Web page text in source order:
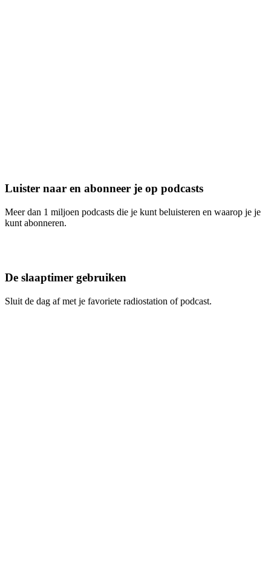
Luister naar en abonneer je op podcasts
Meer dan 1 miljoen podcasts die je kunt beluisteren en waarop je je
kunt abonneren.
De slaaptimer gebruiken
Sluit de dag af met je favoriete radiostation of podcast.